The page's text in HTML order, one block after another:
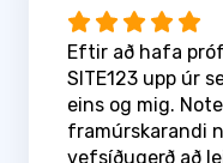
Eftir að hafa
SITE123 upp úr
eins og mig.
framúrskarandi
vefsíðugerð að